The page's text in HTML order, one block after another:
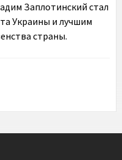
Заплотинский стал
Украины и лучшим
страны.